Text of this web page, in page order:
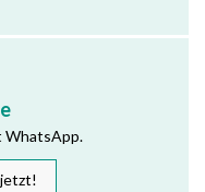
WhatsApp.